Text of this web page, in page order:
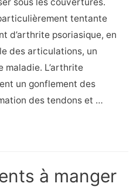
tentante
d’arthrite psoriasique, en
des articulations, un
L’arthrite
un gonflement des
des tendons et …
à manger